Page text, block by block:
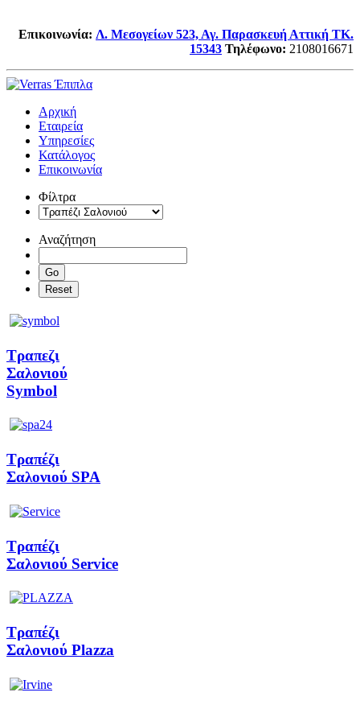
Επικοινωνία: Λ. Μεσογείων 523, Αγ. Παρασκευή Αττική TK.
15343 Τηλέφωνο: 2108016671
Αρχική
Εταιρεία
Υπηρεσίες
Κατάλογος
Επικοινωνία
Φίλτρα
Αναζήτηση
Τραπεζι
Σαλονιού
Symbol
Τραπέζι
Σαλονιού SPA
Τραπέζι
Σαλονιού Service
Τραπέζι
Σαλονιού Plazza